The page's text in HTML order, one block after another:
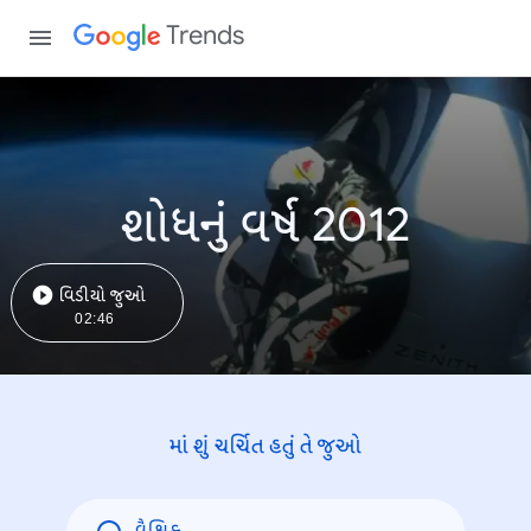
Trends
શોધનું વર્ષ 2012
વિડીયો જુઓ
02:46
માં શું ચર્ચિત હતું તે જુઓ